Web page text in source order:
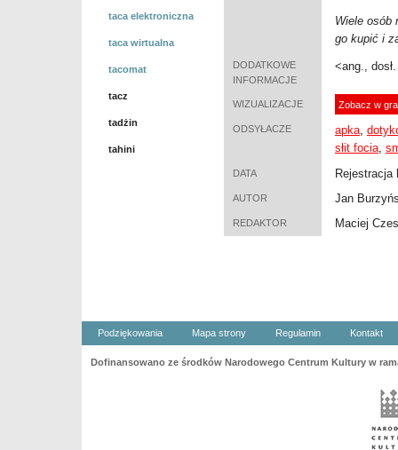
taca elektroniczna
taca wirtualna
tacomat
tacz
tadżin
tahini
Wiele osób
go kupić i
DODATKOWE
INFORMACJE
<ang.,
WIZUALIZACJE Zobacz w
ODSYŁACZE apka,
słit focia,
DATA Rejestracja
AUTOR Jan
REDAKTOR Maciej
Podziękowania Mapa strony Regulamin Kontakt
Dofinansowano ze środków Narodowego Centrum Kultury w